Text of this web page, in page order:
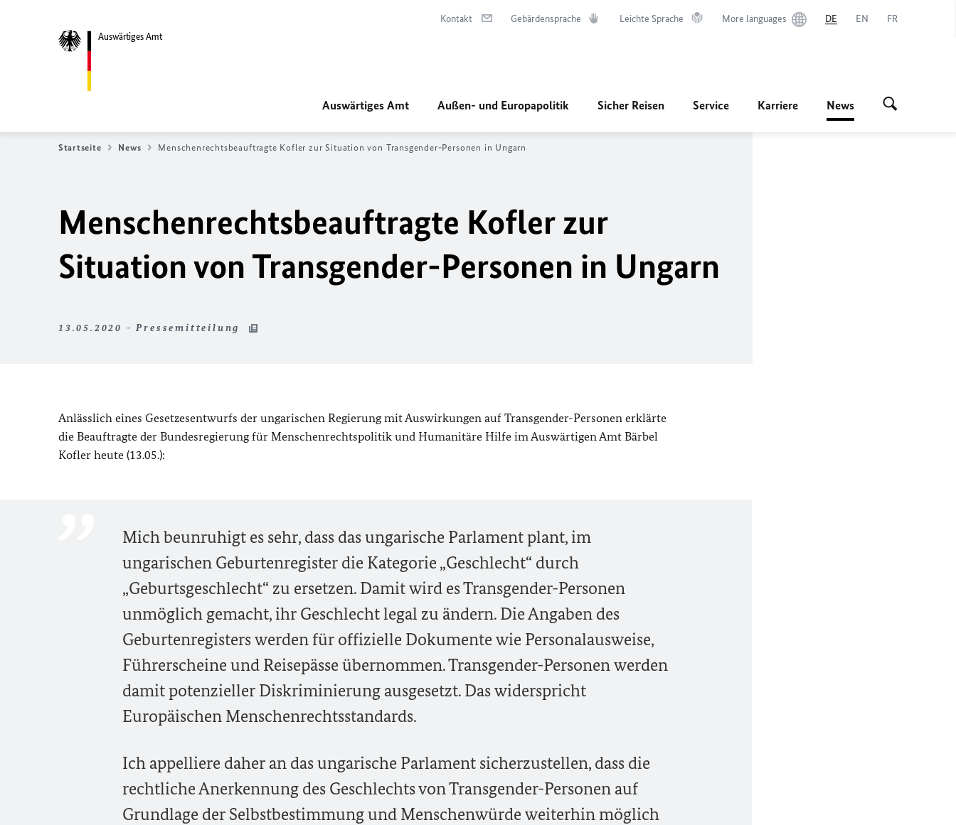
Auswärtiges Amt
Kontakt Gebärdensprache Leichte Sprache More languages DE EN FR
Auswärtiges Amt Außen- und Europapolitik Sicher Reisen Service Karriere News
Startseite News Menschenrechtsbeauftragte Kofler zur Situation von Transgender-Personen in Ungarn
Menschenrechtsbeauftragte Kofler zur
Situation von Transgender-Personen in Ungarn
13.05.2020 - Pressemitteilung
Anlässlich eines Gesetzesentwurfs der ungarischen Regierung mit Auswirkungen auf Transgender-Personen erklärte
die Beauftragte der Bundesregierung für Menschenrechtspolitik und Humanitäre Hilfe im Auswärtigen Amt Bärbel
Kofler heute (13.05.):
Mich beunruhigt es sehr, dass das ungarische Parlament plant, im
ungarischen Geburtenregister die Kategorie „Geschlecht“ durch
„Geburtsgeschlecht“ zu ersetzen. Damit wird es Transgender-Personen
unmöglich gemacht, ihr Geschlecht legal zu ändern. Die Angaben des
Geburtenregisters werden für offizielle Dokumente wie Personalausweise,
Führerscheine und Reisepässe übernommen. Transgender-Personen werden
damit potenzieller Diskriminierung ausgesetzt. Das widerspricht
Europäischen Menschenrechtsstandards.
Ich appelliere daher an das ungarische Parlament sicherzustellen, dass die
rechtliche Anerkennung des Geschlechts von Transgender-Personen auf
Grundlage der Selbstbestimmung und Menschenwürde weiterhin möglich